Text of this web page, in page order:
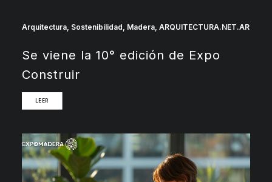
Arquitectura, Sostenibilidad, Madera, ARQUITECTURA.NET.AR
Se viene la 10° edición de Expo
Construir
LEER